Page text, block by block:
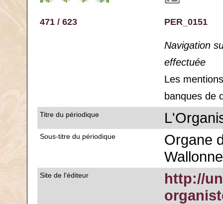
471 / 623 PER_0151
Navigation
effectuée
Les
banques de
Titre du périodique
Sous-titre du périodique
Organe
Site de l'éditeur
http://